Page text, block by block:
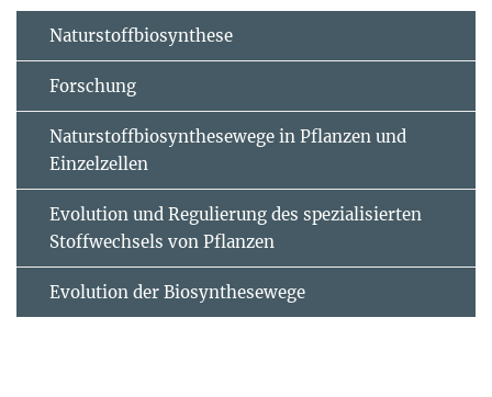
Naturstoffbiosynthese
Forschung
Naturstoffbiosynthesewege in Pflanzen und
Einzelzellen
Evolution und Regulierung des spezialisierten
Stoffwechsels von Pflanzen
Evolution der Biosynthesewege